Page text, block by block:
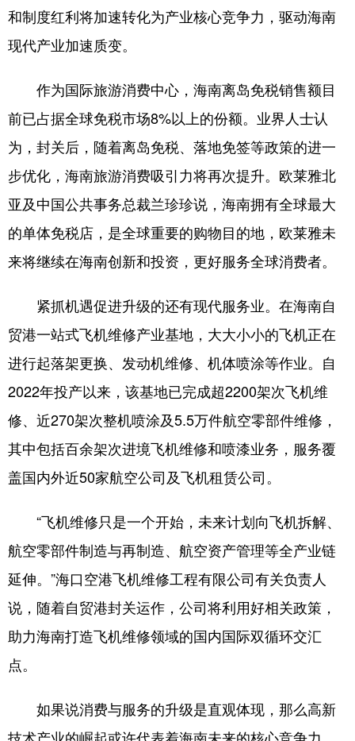
和制度红利将加速转化为产业核心竞争力，驱动海南
现代产业加速质变。
作为国际旅游消费中心，海南离岛免税销售额目
前已占据全球免税市场8%以上的份额。业界人士认
为，封关后，随着离岛免税、落地免签等政策的进一
步优化，海南旅游消费吸引力将再次提升。欧莱雅北
亚及中国公共事务总裁兰珍珍说，海南拥有全球最大
的单体免税店，是全球重要的购物目的地，欧莱雅未
来将继续在海南创新和投资，更好服务全球消费者。
紧抓机遇促进升级的还有现代服务业。在海南自
贸港一站式飞机维修产业基地，大大小小的飞机正在
进行起落架更换、发动机维修、机体喷涂等作业。自
2022年投产以来，该基地已完成超2200架次飞机维
修、近270架次整机喷涂及5.5万件航空零部件维修，
其中包括百余架次进境飞机维修和喷漆业务，服务覆
盖国内外近50家航空公司及飞机租赁公司。
“飞机维修只是一个开始，未来计划向飞机拆解、
航空零部件制造与再制造、航空资产管理等全产业链
延伸。”海口空港飞机维修工程有限公司有关负责人
说，随着自贸港封关运作，公司将利用好相关政策，
助力海南打造飞机维修领域的国内国际双循环交汇
点。
如果说消费与服务的升级是直观体现，那么高新